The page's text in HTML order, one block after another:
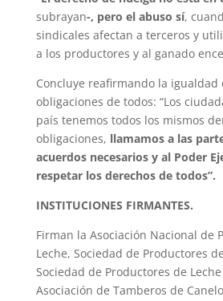
subrayan-, pero el abuso sí,
sindicales afectan a terceros y
a los productores y al ganado
Concluye reafirmando la igualdad
obligaciones de todos: “Los
país tenemos todos los mismos
obligaciones, llamamos a las
acuerdos necesarios y al Poder
respetar los derechos de todos”.
INSTITUCIONES FIRMANTES.
Firman la Asociación Nacional de
Leche, Sociedad de Productores
Sociedad de Productores de
Asociación de Tamberos de